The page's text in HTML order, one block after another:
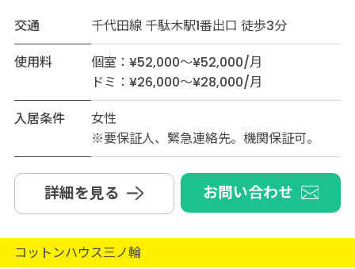
交通
千代田線 千駄木駅1番出口 徒歩3分
使用料
個室：¥52,000～¥52,000/月
ドミ：¥26,000～¥28,000/月
入居条件
女性
※要保証人、緊急連絡先。機関保証可。
詳細を見る お問い合わせ
コットンハウス三ノ輪